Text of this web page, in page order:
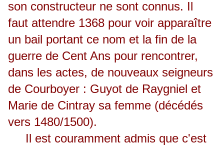
son constructeur ne sont connus. Il
faut attendre 1368 pour voir apparaître
un bail portant ce nom et la fin de la
guerre de Cent Ans pour rencontrer,
dans les actes, de nouveaux seigneurs
de Courboyer : Guyot de Raygniel et
Marie de Cintray sa femme (décédés
vers 1480/1500).
Il est couramment admis que c'est